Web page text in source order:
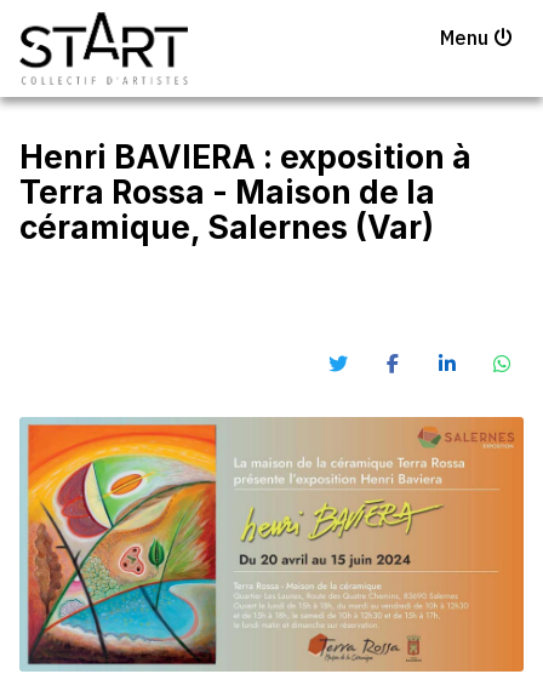
Menu
Henri BAVIERA : exposition à
Terra Rossa - Maison de la
céramique, Salernes (Var)